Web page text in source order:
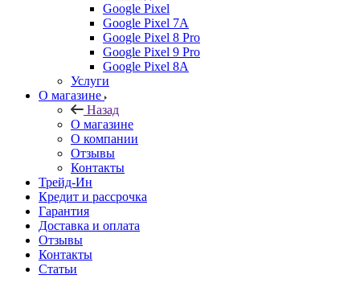
Google Pixel
Google Pixel 7А
Google Pixel 8 Pro
Google Pixel 9 Pro
Google Pixel 8A
Услуги
О магазине
Назад
О магазине
О компании
Отзывы
Контакты
Трейд-Ин
Кредит и рассрочка
Гарантия
Доставка и оплата
Отзывы
Контакты
Статьи